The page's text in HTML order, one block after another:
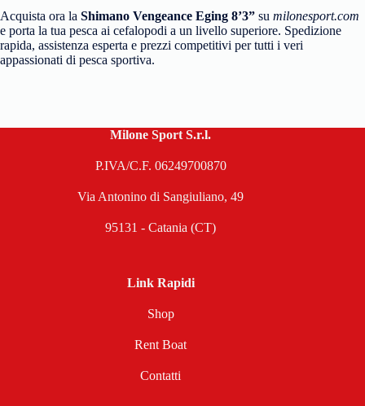
Acquista ora la Shimano Vengeance Eging 8’3” su milonesport.com
e porta la tua pesca ai cefalopodi a un livello superiore. Spedizione
rapida, assistenza esperta e prezzi competitivi per tutti i veri
appassionati di pesca sportiva.
Milone Sport S.r.l.
P.IVA/C.F. 06249700870
Via Antonino di Sangiuliano, 49
95131 - Catania (CT)
Link Rapidi
Shop
Rent Boat
Contatti